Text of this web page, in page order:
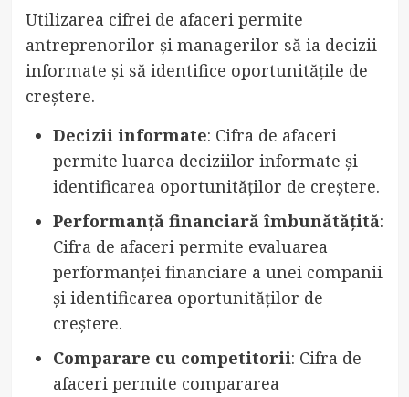
Utilizarea cifrei de afaceri permite
antreprenorilor și managerilor să ia decizii
informate și să identifice oportunitățile de
creștere.
Decizii informate: Cifra de afaceri
permite luarea deciziilor informate și
identificarea oportunităților de creștere.
Performanță financiară îmbunătățită:
Cifra de afaceri permite evaluarea
performanței financiare a unei companii
și identificarea oportunităților de
creștere.
Comparare cu competitorii: Cifra de
afaceri permite compararea